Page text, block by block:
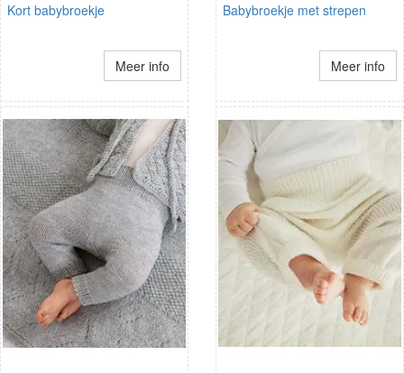
Kort babybroekje
Meer info
Babybroekje met strepen
Meer info